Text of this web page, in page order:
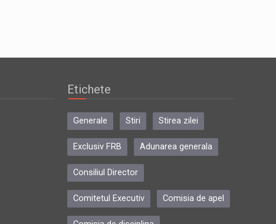
Etichete
Generale Stiri Stirea zilei
Exclusiv FRB Adunarea generala
Consiliul Director
Comitetul Executiv Comisia de apel